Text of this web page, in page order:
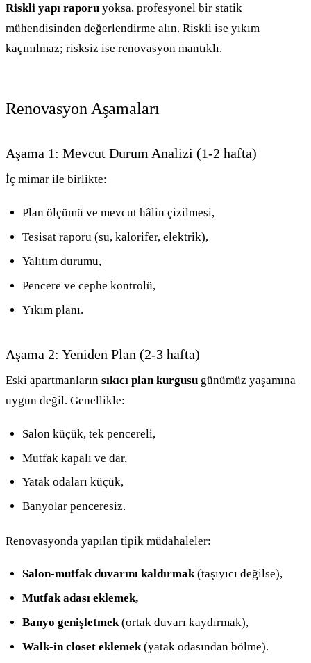
Riskli yapı raporu yoksa, profesyonel bir statik
mühendisinden değerlendirme alın. Riskli ise yıkım
kaçınılmaz; risksiz ise renovasyon mantıklı.
Renovasyon Aşamaları
Aşama 1: Mevcut Durum Analizi (1-2 hafta)
İç mimar ile birlikte:
Plan ölçümü ve mevcut hâlin çizilmesi,
Tesisat raporu (su, kalorifer, elektrik),
Yalıtım durumu,
Pencere ve cephe kontrolü,
Yıkım planı.
Aşama 2: Yeniden Plan (2-3 hafta)
Eski apartmanların sıkıcı plan kurgusu günümüz yaşamına
uygun değil. Genellikle:
Salon küçük, tek pencereli,
Mutfak kapalı ve dar,
Yatak odaları küçük,
Banyolar penceresiz.
Renovasyonda yapılan tipik müdahaleler:
Salon-mutfak duvarını kaldırmak(taşıyıcı değilse),
Mutfak adası eklemek,
Banyo genişletmek(ortak duvarı kaydırmak),
Walk-in closet eklemek(yatak odasından bölme).